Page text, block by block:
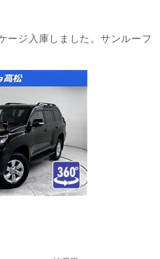
ジ入庫しました。サンルーフ